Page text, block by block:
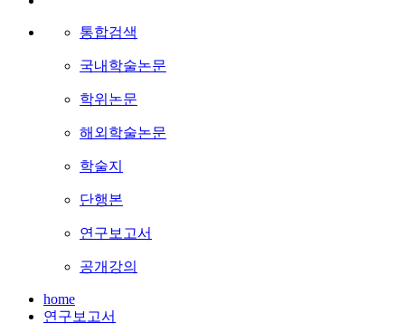
통합검색
국내학술논문
학위논문
해외학술논문
학술지
단행본
연구보고서
공개강의
home
연구보고서